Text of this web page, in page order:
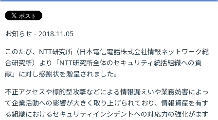
お知らせ - 2018.11.05
このたび、NTT研究所（日本電信電話株式会社情報ネットワーク総
合研究所）より「NTT研究所全体のセキュリティ統括組織への貢
献」に対し感謝状を贈呈されました。
不正アクセスや標的型攻撃などによる情報漏えいや業務妨害によっ
て企業活動への影響が大きく取り上げられており、情報資産を有す
る組織におけるセキュリティインシデントへの対応力の強化がます